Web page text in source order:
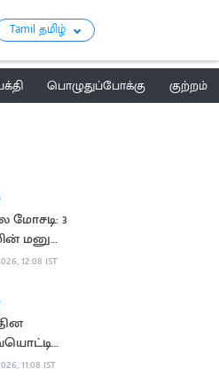
Tamil தமிழ்
பொழுதுப்போக்கு
குற்றம்
மோசடி: 3
மனு
12:08 IST
11:08 IST